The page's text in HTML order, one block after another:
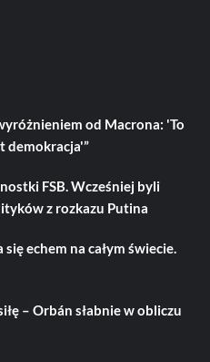
od Macrona: 'To
demokracja'”
FSB. Wcześniej byli
z rozkazu Putina
echem na całym świecie.
– Orbán słabnie w obliczu